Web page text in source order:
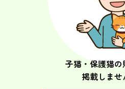
子猫・保護猫の
掲載しませ